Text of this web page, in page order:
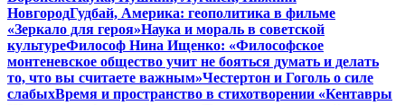
НовгородГудбай, Америка: геополитика в фильме
«Зеркало для героя»Наука и мораль в советской
культуреФилософ Нина Ищенко: «Философское
монтеневское общество учит не бояться думать и делать
то, что вы считаете важным»Честертон и Гоголь о силе
слабыхВремя и пространство в стихотворении «Кентавры